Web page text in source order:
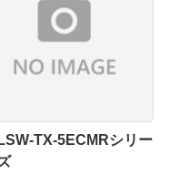
TX-5ECMRシリー